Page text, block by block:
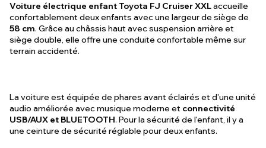
Voiture électrique enfant Toyota FJ Cruiser XXLaccueille
confortablement deux enfants avec une largeur de siège de
58 cm. Grâce au châssis haut avec suspension arrière et
siège double, elle offre une conduite confortable même sur
terrain accidenté.
La voiture est équipée de phares avant éclairés et d'une unité
audio améliorée avec musique moderne et connectivité
USB/AUX et BLUETOOTH. Pour la sécurité de l'enfant, il y a
une ceinture de sécurité réglable pour deux enfants.